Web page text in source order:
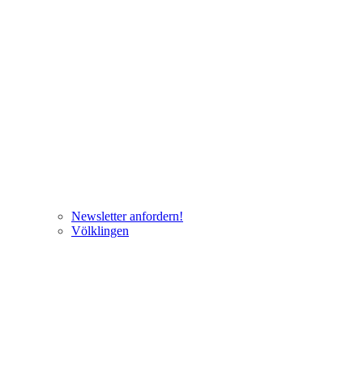
Newsletter anfordern!
Völklingen